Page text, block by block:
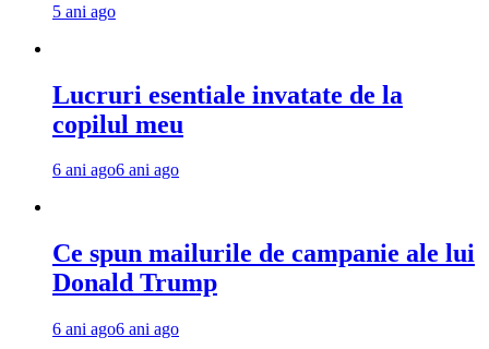
5 ani ago
Lucruri esentiale invatate de la
copilul meu
6 ani ago6 ani ago
Ce spun mailurile de campanie ale lui
Donald Trump
6 ani ago6 ani ago